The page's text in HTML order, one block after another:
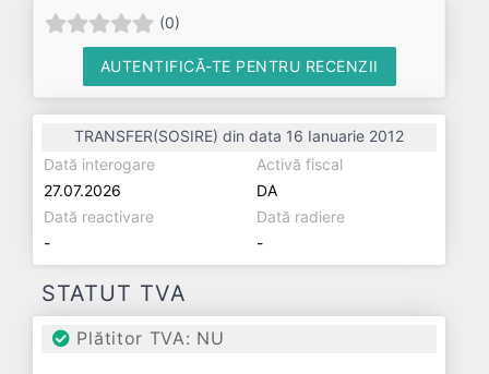
(0)
AUTENTIFICĂ-TE PENTRU RECENZII
TRANSFER(SOSIRE) din data 16 Ianuarie 2012
Dată interogare
27.07.2026
Activă fiscal
DA
Dată reactivare
-
Dată radiere
-
STATUT TVA
Plătitor TVA: NU